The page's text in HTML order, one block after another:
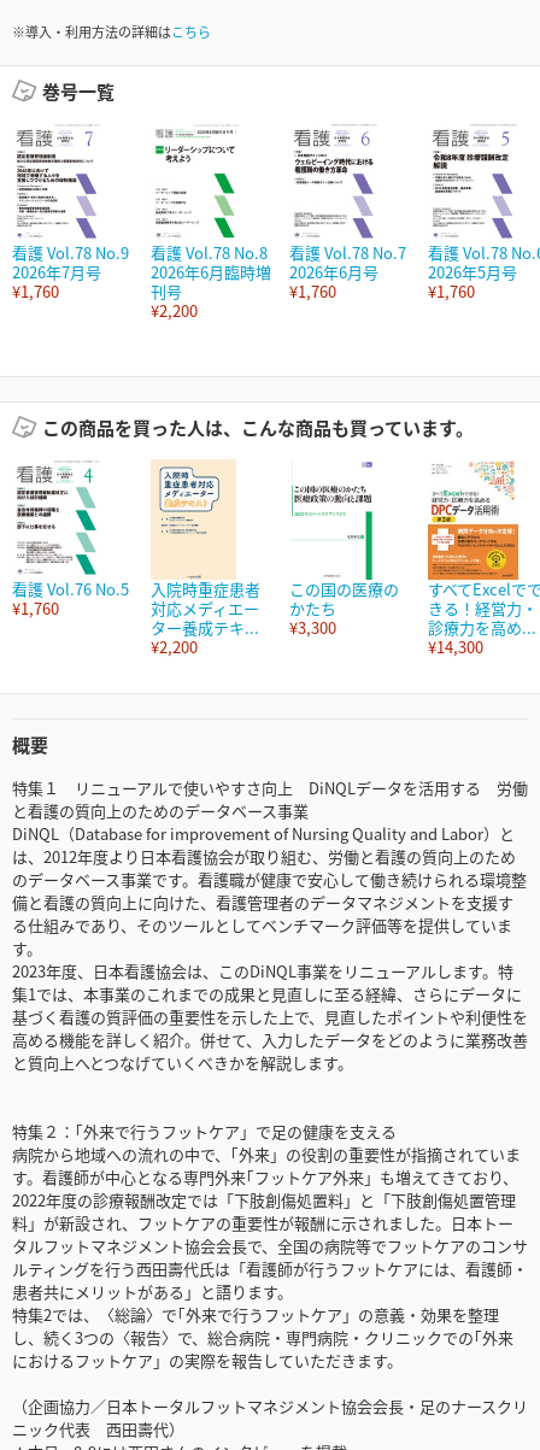
※導入・利用方法の詳細はこちら
巻号一覧
看護 Vol.78 No.9
2026年7月号
¥1,760
看護 Vol.78 No.8
2026年6月臨時増
刊号
¥2,200
看護 Vol.78 No.7
2026年6月号
¥1,760
看護 Vol.78
2026年5月号
¥1,760
この商品を買った人は、こんな商品も買っています。
看護 Vol.76 No.5
¥1,760
入院時重症患者
対応メディエー
ター養成テキ...
¥2,200
この国の医療の
かたち
¥3,300
すべてExcelで
きる！経営力・
診療力を高め...
¥14,300
概要
特集１ リニューアルで使いやすさ向上 DiNQLデータを活用する 労働
と看護の質向上のためのデータベース事業
DiNQL（Database for improvement of Nursing Quality and Labor）と
は、2012年度より日本看護協会が取り組む、労働と看護の質向上のため
のデータベース事業です。看護職が健康で安心して働き続けられる環境整
備と看護の質向上に向けた、看護管理者のデータマネジメントを支援す
る仕組みであり、そのツールとしてベンチマーク評価等を提供していま
す。
2023年度、日本看護協会は、このDiNQL事業をリニューアルします。特
集1では、本事業のこれまでの成果と見直しに至る経緯、さらにデータに
基づく看護の質評価の重要性を示した上で、見直したポイントや利便性を
高める機能を詳しく紹介。併せて、入力したデータをどのように業務改善
と質向上へとつなげていくべきかを解説します。
特集２：｢外来で行うフットケア」で足の健康を支える
病院から地域への流れの中で、｢外来」の役割の重要性が指摘されていま
す。看護師が中心となる専門外来｢フットケア外来」も増えてきており、
2022年度の診療報酬改定では「下肢創傷処置料」と「下肢創傷処置管理
料」が新設され、フットケアの重要性が報酬に示されました。日本トー
タルフットマネジメント協会会長で、全国の病院等でフットケアのコンサ
ルティングを行う西田壽代氏は「看護師が行うフットケアには、看護師・
患者共にメリットがある」と語ります。
特集2では、〈総論〉で｢外来で行うフットケア」の意義・効果を整理
し、続く3つの〈報告〉で、総合病院・専門病院・クリニックでの｢外来
におけるフットケア」の実際を報告していただきます。
（企画協力／日本トータルフットマネジメント協会会長・足のナースクリ
ニック代表 西田壽代）